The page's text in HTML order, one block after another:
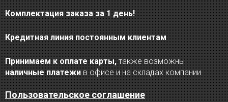
Комплектация заказа за 1 день!
Кредитная линия постоянным клиентам
Принимаем к оплате карты,также возможны
наличные платежив офисе и на складах компании
Пользовательское соглашение